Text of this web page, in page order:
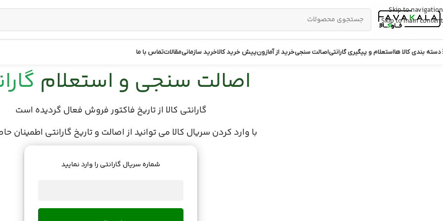
Skip to navigation
Skip to main content
دسته بندی کالا ها
هدفون
هدست
وب کم
دوربین مداربسته
ماساژور
قهوه ساز
استعلام و پیگیری گارانتیاصالت سنجیخرید از آمازونپیش خرید کالاخرید سازمانیمقالاتتماس با ما
اصالت سنجی و استعلام
گارانتی کالا از تاریخ فاکتور فروش فعال گردیده است
با وارد کردن سریال کالا می توانید از اصالت و تاریخ گارانتی اطمینان
شماره سریال گارانتی را وارد نمایید